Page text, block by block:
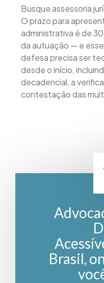
Busque assessoria
O prazo para
administrativa é de
da autuação — e
defesa precisa ser
desde o início,
decadencial, a
contestação das
Brasil,